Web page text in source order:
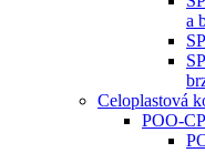
a
Celoplastová
POO-